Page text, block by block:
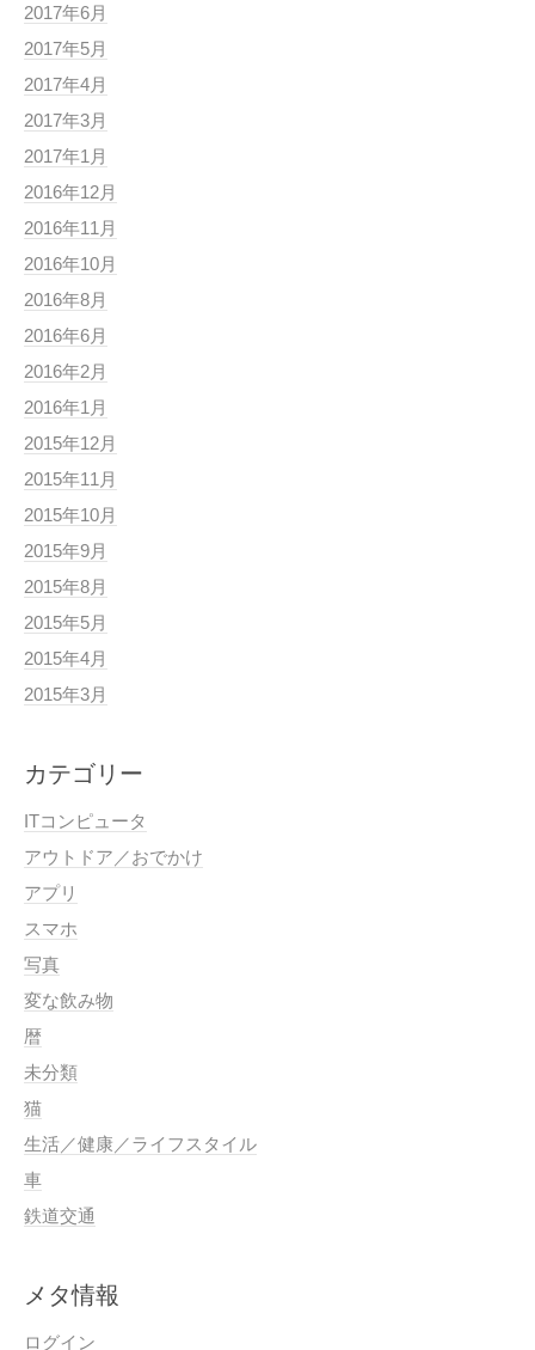
2017年6月
2017年5月
2017年4月
2017年3月
2017年1月
2016年12月
2016年11月
2016年10月
2016年8月
2016年6月
2016年2月
2016年1月
2015年12月
2015年11月
2015年10月
2015年9月
2015年8月
2015年5月
2015年4月
2015年3月
カテゴリー
ITコンピュータ
アウトドア／おでかけ
アプリ
スマホ
写真
変な飲み物
暦
未分類
猫
生活／健康／ライフスタイル
車
鉄道交通
メタ情報
ログイン